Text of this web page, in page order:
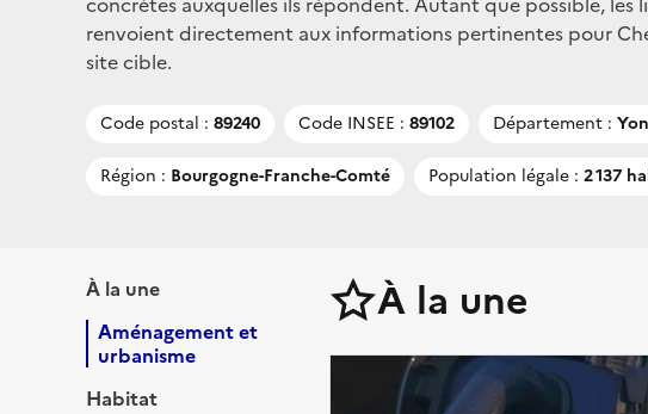
renvoient directement aux informations pertinentes pour
site cible.
Code postal : 89240 Code INSEE : 89102 Département :
Région : Bourgogne-Franche-Comté Population légale : 2 137
À la une
Aménagement et
urbanisme
Habitat
À la une